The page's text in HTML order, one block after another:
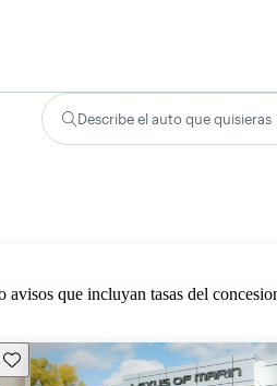
Describe el auto que quisieras
avisos que incluyan tasas del
Guarda este Aviso